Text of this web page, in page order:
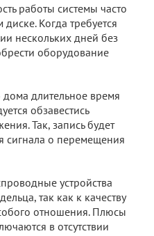
работы системы часто
Когда требуется
нескольких дней без
оборудование
длительное время
обзавестись
Так, запись будет
сигнала о перемещения
устройства
так как к качеству
отношения. Плюсы
в отсутствии